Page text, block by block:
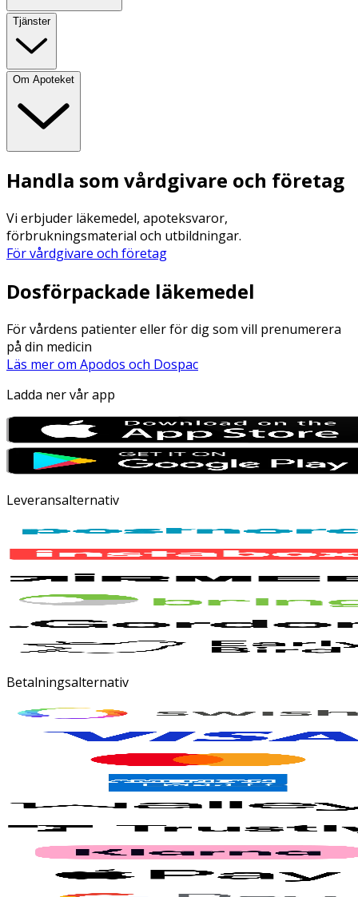
Tjänster
Om Apoteket
Handla som vårdgivare och företag
Vi erbjuder läkemedel, apoteksvaror,
förbrukningsmaterial och utbildningar.
För vårdgivare och företag
Dosförpackade läkemedel
För vårdens patienter eller för dig som vill prenumerera
på din medicin
Läs mer om Apodos och Dospac
Ladda ner vår app
Leveransalternativ
Betalningsalternativ